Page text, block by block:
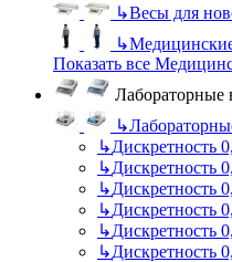
↳Весы для
↳
Показать все
Лабораторные
↳
↳Дискретность
↳Дискретность
↳Дискретность
↳Дискретность
↳Дискретность
↳Дискретность